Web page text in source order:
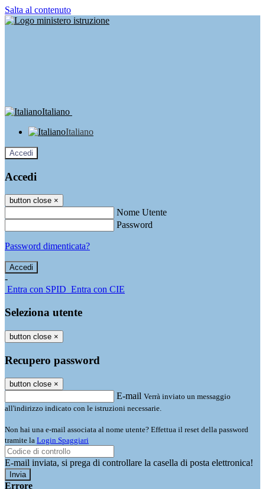
Salta al contenuto
Italiano
Italiano
Accedi
Accedi
button close ×
Nome Utente
Password
Password dimenticata?
-
Entra con SPID Entra con CIE
Seleziona utente
button close ×
Recupero password
button close ×
E-mail Verrà inviato un messaggio
all'indirizzo indicato con le istruzioni necessarie.
Non hai una e-mail associata al nome utente? Effettua il reset della password
tramite la Login Spaggiari
E-mail inviata, si prega di controllare la casella di posta elettronica!
Errore